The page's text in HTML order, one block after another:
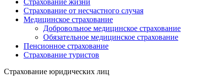
Страхование от несчастного случая
Медицинское страхование
Добровольное медицинское страхование
Обязательное медицинское страхование
Пенсионное страхование
Страхование туристов
Страхование юридических лиц